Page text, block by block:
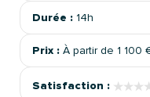
Durée : 14h
Prix : À partir de 1 100
Satisfaction :